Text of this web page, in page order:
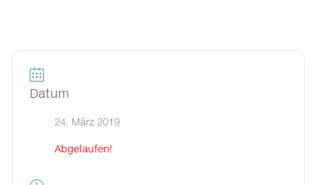
Datum
24. März 2019
Abgelaufen!